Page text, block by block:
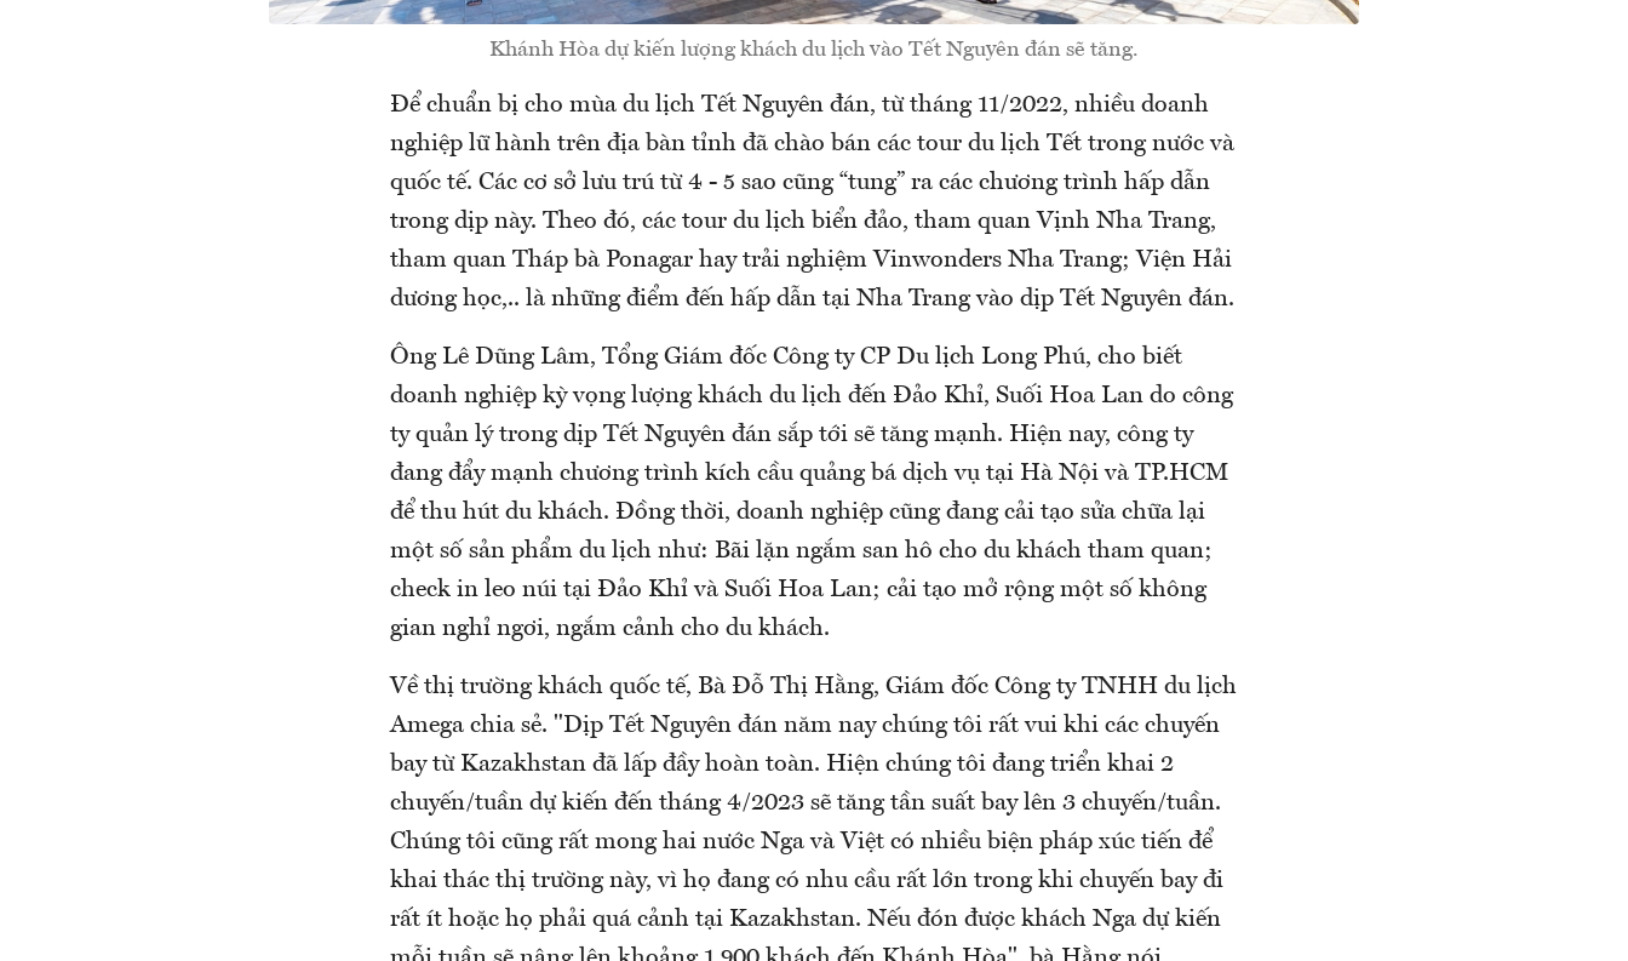
Khánh Hòa dự kiến lượng khách du lịch vào Tết Nguyên đán sẽ tăng.
Để chuẩn bị cho mùa du lịch Tết Nguyên đán, từ tháng 11/2022, nhiều doanh
nghiệp lữ hành trên địa bàn tỉnh đã chào bán các tour du lịch Tết trong nước và
quốc tế. Các cơ sở lưu trú từ 4 - 5 sao cũng “tung” ra các chương trình hấp dẫn
trong dịp này. Theo đó, các tour du lịch biển đảo, tham quan Vịnh Nha Trang,
tham quan Tháp bà Ponagar hay trải nghiệm Vinwonders Nha Trang; Viện Hải
dương học,.. là những điểm đến hấp dẫn tại Nha Trang vào dịp Tết Nguyên đán.
Ông Lê Dũng Lâm, Tổng Giám đốc Công ty CP Du lịch Long Phú, cho biết
doanh nghiệp kỳ vọng lượng khách du lịch đến Đảo Khỉ, Suối Hoa Lan do công
ty quản lý trong dịp Tết Nguyên đán sắp tới sẽ tăng mạnh. Hiện nay, công ty
đang đẩy mạnh chương trình kích cầu quảng bá dịch vụ tại Hà Nội và TP.HCM
để thu hút du khách. Đồng thời, doanh nghiệp cũng đang cải tạo sửa chữa lại
một số sản phẩm du lịch như: Bãi lặn ngắm san hô cho du khách tham quan;
check in leo núi tại Đảo Khỉ và Suối Hoa Lan; cải tạo mở rộng một số không
gian nghỉ ngơi, ngắm cảnh cho du khách.
Về thị trường khách quốc tế, Bà Đỗ Thị Hằng, Giám đốc Công ty TNHH du lịch
Amega chia sẻ. "Dịp Tết Nguyên đán năm nay chúng tôi rất vui khi các chuyến
bay từ Kazakhstan đã lấp đầy hoàn toàn. Hiện chúng tôi đang triển khai 2
chuyến/tuần dự kiến đến tháng 4/2023 sẽ tăng tần suất bay lên 3 chuyến/tuần.
Chúng tôi cũng rất mong hai nước Nga và Việt có nhiều biện pháp xúc tiến để
khai thác thị trường này, vì họ đang có nhu cầu rất lớn trong khi chuyến bay đi
rất ít hoặc họ phải quá cảnh tại Kazakhstan. Nếu đón được khách Nga dự kiến